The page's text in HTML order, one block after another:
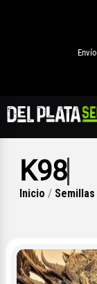
K98
Inicio / Semillas